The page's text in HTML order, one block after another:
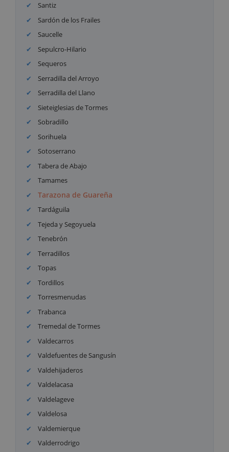
Santiz
Sardón de los Frailes
Saucelle
Sepulcro-Hilario
Sequeros
Serradilla del Arroyo
Serradilla del Llano
Sieteiglesias de Tormes
Sobradillo
Sorihuela
Sotoserrano
Tabera de Abajo
Tamames
Tarazona de Guareña
Tardáguila
Tejeda y Segoyuela
Tenebrón
Terradillos
Topas
Tordillos
Torresmenudas
Trabanca
Tremedal de Tormes
Valdecarros
Valdefuentes de Sangusín
Valdehijaderos
Valdelacasa
Valdelageve
Valdelosa
Valdemierque
Valderrodrigo